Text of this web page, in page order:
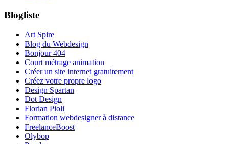
Blogliste
Art Spire
Blog du Webdesign
Bonjour 404
Court métrage animation
Créer un site internet gratuitement
Créez votre propre logo
Design Spartan
Dot Design
Florian Pioli
Formation webdesigner à distance
FreelanceBoost
Olybop